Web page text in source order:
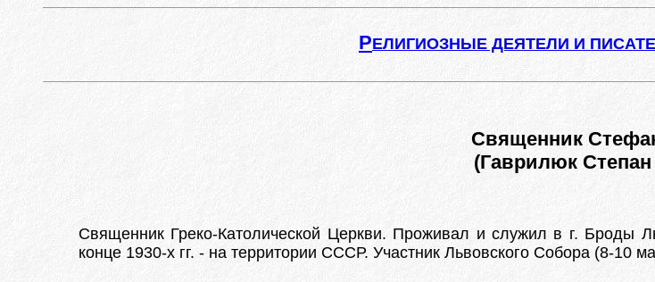
РЕЛИГИОЗНЫЕ ДЕЯТЕЛИ И
Священник
(Гаврилюк
Священник Греко-Католической Церкви. Проживал и служил в г. Броды
конце 1930-х гг. - на территории СССР. Участник Львовского Собора (8-10